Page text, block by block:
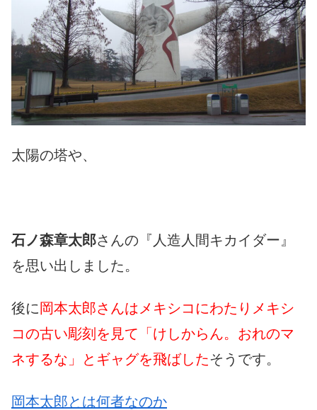
太陽の塔や、
石ノ森章太郎さんの『人造人間キカイダー』
を思い出しました。
後に岡本太郎さんはメキシコにわたりメキシ
コの古い彫刻を見て「けしからん。おれのマ
ネするな」とギャグを飛ばしたそうです。
岡本太郎とは何者なのか